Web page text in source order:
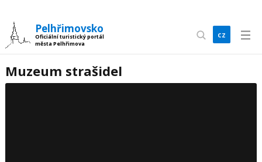
Pelhřimovsko
Oficiální turistický portál
města Pelhřimova
cz
en
Muzeum strašidel